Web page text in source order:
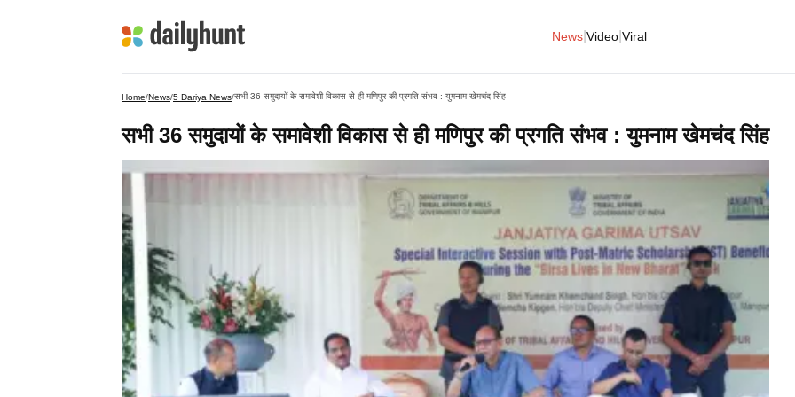
News Video Viral
Home/News/5 Dariya News/सभी 36 समुदायों के समावेशी विकास से ही मणिपुर की प्रगति संभव : युमनाम खेमचंद सिंह
सभी 36 समुदायों के समावेशी विकास से ही मणिपुर की प्रगति संभव : युमनाम खेमचंद सिंह